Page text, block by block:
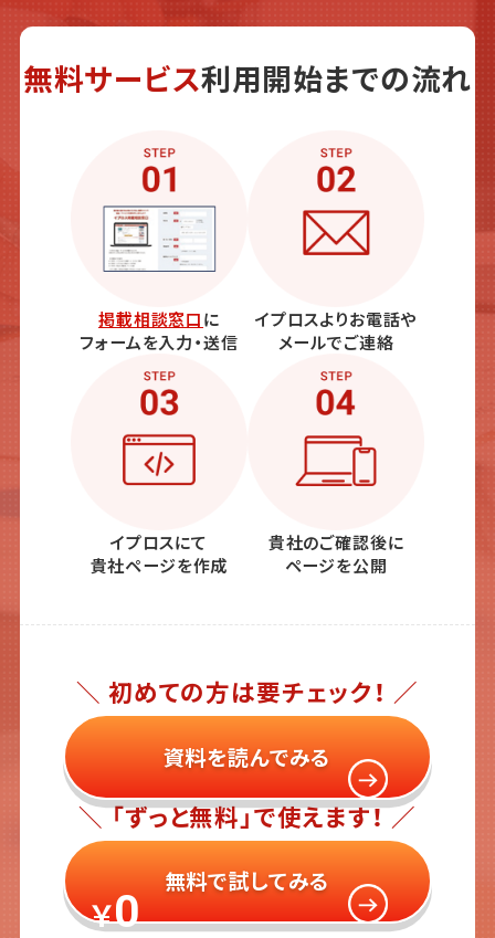
無料サービス利用開始までの流れ
掲載相談窓口に
フォームを入力・送信
イプロスよりお電話や
メールでご連絡
イプロスにて
貴社ページを作成
貴社のご確認後に
ページを公開
＼ 初めての方は要チェック！ ／
資料を読んでみる
＼ 「ずっと無料」で使えます！ ／
￥0
無料で試してみる